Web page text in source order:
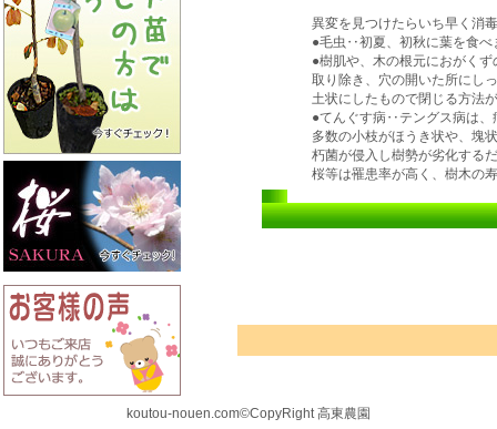
異変を見つけたらいち早く消
●毛虫‥初夏、初秋に葉を食べ
●樹肌や、木の根元におがく
取り除き、穴の開いた所にし
土状にしたもので閉じる方法
●てんぐす病‥テングス病は、
多数の小枝がほうき状や、塊
朽菌が侵入し樹勢が劣化する
桜等は罹患率が高く、樹木の
koutou-nouen.com©CopyRight 高東農園